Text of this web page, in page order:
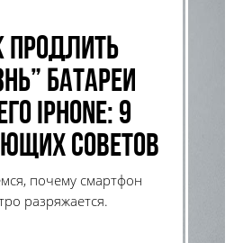
продлить
батареи
iPhone: 9
советов
почему смартфон
разряжается.